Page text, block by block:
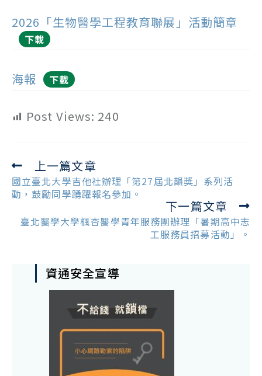
2026「生物醫學工程教育聯展」活動簡章
下載
海報 下載
Post Views: 240
Read
more
articles
上一篇文章
國立臺北大學吉他社辦理「第27屆北韻獎」系列活
動，鼓勵同學踴躍報名參加。
下一篇文章
臺北醫學大學楓杏醫學青年服務團辦理「暑期高中志
工服務員招募活動」。
資通安全宣導